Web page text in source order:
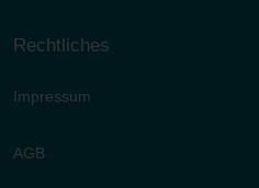
Rechtliches
Impressum
AGB